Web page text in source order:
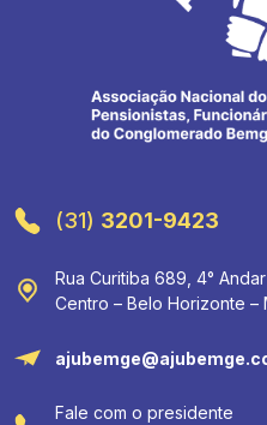
(31) 3201-9423
Rua Curitiba 689, 4° Andar
Centro – Belo Horizonte –
Fale com o presidente